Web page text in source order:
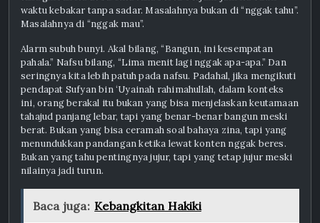
waktu kebakar tanpa sadar. Masalahnya bukan di “nggak tahu”.
Masalahnya di “nggak mau”.
Alarm subuh bunyi. Akal bilang, “Bangun, ini kesempatan
pahala.” Nafsu bilang, “Lima menit lagi nggak apa-apa.” Dan
seringnya kita lebih patuh pada nafsu. Padahal, jika mengikuti
pendapat Sufyan bin ‘Uyainah rahimahullah, dalam konteks
ini, orang berakal itu bukan yang bisa menjelaskan keutamaan
tahajud panjang lebar, tapi yang benar-benar bangun meski
berat. Bukan yang bisa ceramah soal bahaya zina, tapi yang
menundukkan pandangan ketika lewat konten nggak beres.
Bukan yang tahu pentingnya jujur, tapi yang tetap jujur meski
nilainya jadi turun.
Baca juga: Kebangkitan Hakiki